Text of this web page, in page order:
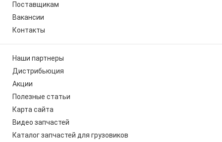
Поставщикам
Вакансии
Контакты
Наши партнеры
Дистрибьюция
Акции
Полезные статьи
Карта сайта
Видео запчастей
Каталог запчастей для грузовиков